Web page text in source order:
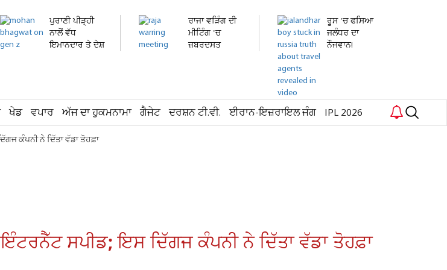
ਪੁਰਾਣੀ ਪੀੜ੍ਹੀ
ਨਾਲੋਂ ਵੱਧ
ਇਮਾਨਦਾਰ ਤੇ ਦੇਸ਼
ਰਾਜਾ ਵੜਿੰਗ ਦੀ
ਮੀਟਿੰਗ 'ਚ
ਜ਼ਬਰਦਸਤ
ਰੂਸ 'ਚ ਫਸਿਆ
ਜਲੰਧਰ ਦਾ
ਨੌਜਵਾਨ!
ਖੇਡ ਵਪਾਰ ਅੱਜ ਦਾ ਹੁਕਮਨਾਮਾ ਗੈਜੇਟ ਦਰਸ਼ਨ ਟੀ.ਵੀ. ਈਰਾਨ-ਇਜ਼ਰਾਇਲ ਜੰਗ IPL 2026
ਕੰਪਨੀ ਨੇ ਦਿੱਤਾ ਵੱਡਾ ਤੋਹਫ਼ਾ
ਸਪੀਡ; ਇਸ ਦਿੱਗਜ ਕੰਪਨੀ ਨੇ ਦਿੱਤਾ ਵੱਡਾ ਤੋਹਫ਼ਾ